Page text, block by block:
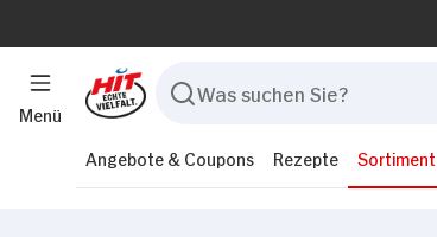
Menü
Angebote & Coupons Rezepte Sortiment